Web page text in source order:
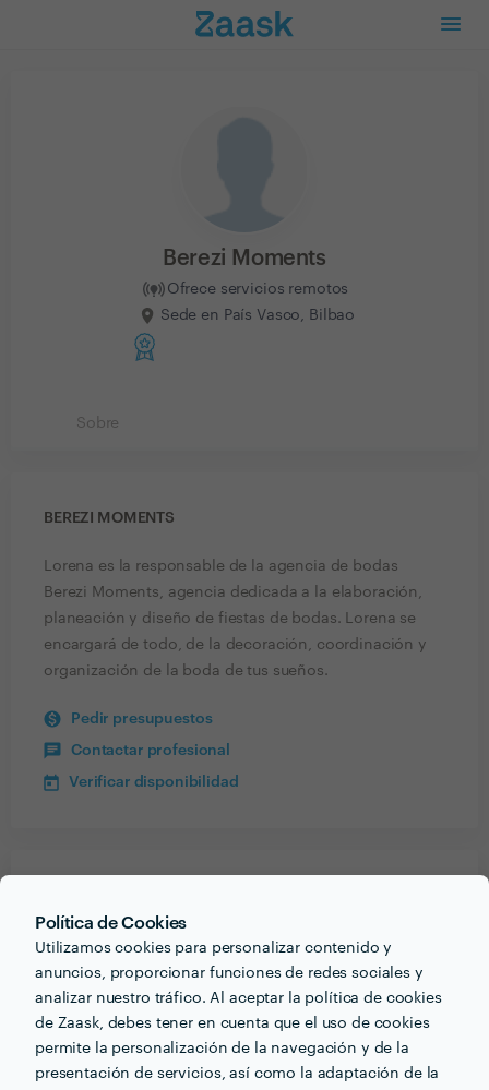
Política de Cookies
Utilizamos cookies para personalizar contenido y
anuncios, proporcionar funciones de redes sociales y
analizar nuestro tráfico. Al aceptar la política de cookies
de Zaask, debes tener en cuenta que el uso de cookies
permite la personalización de la navegación y de la
presentación de servicios, así como la adaptación de la
Berezi Moments
Ofrece servicios remotos
Sede en País Vasco, Bilbao
Sobre
BEREZI MOMENTS
Lorena es la responsable de la agencia de bodas
Berezi Moments, agencia dedicada a la elaboración,
planeación y diseño de fiestas de bodas. Lorena se
encargará de todo, de la decoración, coordinación y
organización de la boda de tus sueños.
Pedir presupuestos
Contactar profesional
Verificar disponibilidad
Berezi Moments
Otros servicios proporcionados por Berezi Moments